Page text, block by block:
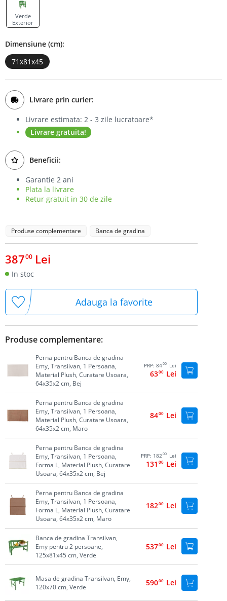
Verde
Exterior
Dimensiune (cm):
71x81x45
Livrare prin curier:
Livrare estimata: 2 - 3 zile lucratoare*
Livrare gratuita!
Beneficii:
Garantie 2 ani
Plata la livrare
Retur gratuit in 30 de zile
Produse complementare Banca de gradina
38700 Lei
In stoc
Adauga la favorite
Produse complementare:
Perna pentru Banca de gradina
Emy, Transilvan, 1 Persoana,
Material Plush, Curatare Usoara,
64x35x2 cm, Bej
PRP: 8400 Lei
6300 Lei
Perna pentru Banca de gradina
Emy, Transilvan, 1 Persoana,
Material Plush, Curatare Usoara,
64x35x2 cm, Maro
8400 Lei
Perna pentru Banca de gradina
Emy, Transilvan, 1 Persoana,
Forma L, Material Plush, Curatare
Usoara, 64x35x2 cm, Bej
PRP: 18200 Lei
131 00 Lei
Perna pentru Banca de gradina
Emy, Transilvan, 1 Persoana,
Forma L, Material Plush, Curatare
Usoara, 64x35x2 cm, Maro
18200 Lei
Banca de gradina Transilvan,
Emy pentru 2 persoane,
125x81x45 cm, Verde
53700 Lei
Masa de gradina Transilvan, Emy,
120x70 cm, Verde
59000 Lei
Bufet
Biblioteca
Comode